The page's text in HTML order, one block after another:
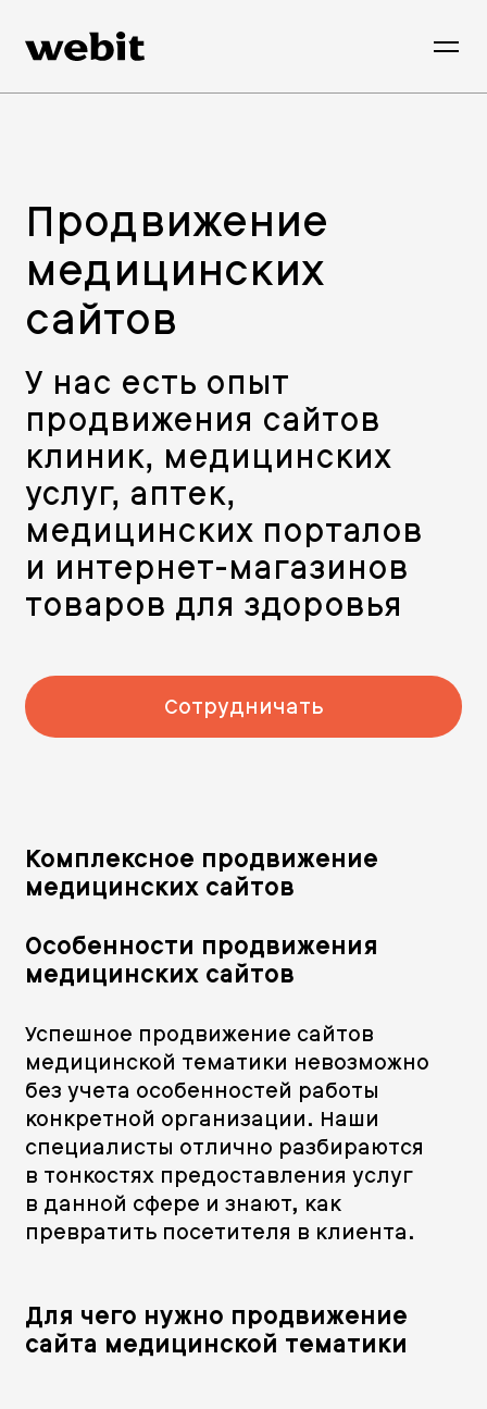
Продвижение
медицинских
сайтов
У нас есть опыт
продвижения сайтов
клиник, медицинских
услуг, аптек,
медицинских порталов
и интернет-магазинов
товаров для здоровья
Сотрудничать
Комплексное продвижение
медицинских сайтов
Особенности продвижения
медицинских сайтов
Успешное продвижение сайтов
медицинской тематики невозможно
без учета особенностей работы
конкретной организации. Наши
специалисты отлично разбираются
в тонкостях предоставления услуг
в данной сфере и знают, как
превратить посетителя в клиента.
Для чего нужно продвижение
сайта медицинской тематики